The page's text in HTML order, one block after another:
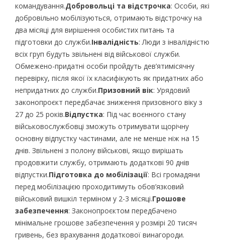
командування.Добровольці та відстрочка: Особи, які
добровільно мобілізуються, отримають відстрочку на
два місяці для вирішення особистих питань та
підготовки до служби.Інвалідність: Люди з інвалідністю
всіх груп будуть звільнені від військової служби.
Обмежено-придатні особи пройдуть дев’ятимісячну
перевірку, після якої їх класифікують як придатних або
непридатних до служби.Призовний вік: Урядовий
законопроєкт передбачає зниження призовного віку з
27 до 25 років.Відпустка: Під час воєнного стану
військовослужбовці зможуть отримувати щорічну
основну відпустку частинами, але не менше ніж на 15
днів. Звільнені з полону військові, якщо вирішать
продовжити службу, отримають додаткові 90 днів
відпустки.Підготовка до мобілізації: Всі громадяни
перед мобілізацією проходитимуть обов’язковий
військовий вишкіл терміном у 2-3 місяці.Грошове
забезпечення: Законопроєктом передбачено
мінімальне грошове забезпечення у розмірі 20 тисяч
гривень, без врахування додаткової винагороди.